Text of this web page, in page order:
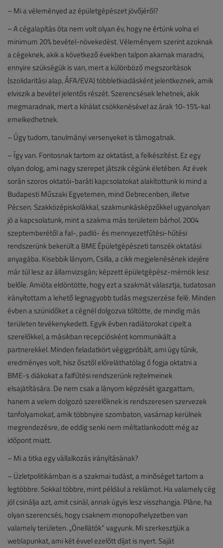
– Mi a véleményed az épületgépészet jövőjéről?
– A cégalapítás óta nem volt olyan év, hogy ne értünk volna el
minimum 20% bevétel-növekedést. Véleményem szerint azoknak
a cégeknek, akik a következő években talpon akarnak maradni,
ennyire szükségük is van, mert a különböző megszorítások
(szolidaritási alap, ÁFA/EVA) többletkiadásként jelentkeznek, amik
elviszik a bevétel jelentős részét. Szerencsések lehetnek, akik
megmaradnak, mert a kínálat csökkenésével az árak 10-15%-kal
emelkedhetnek.
– Úgy tudom, tanulmányi versenyeket is támogatnak.
– Így van. Fontosnak tartom az oktatást, a felkészítést. Ez egy
olyan dolog, ami nagy szerepet játszik cégünk életében. Az évek
során szoros oktatói-baráti kapcsolatokat alakítottunk ki mind a
Budapesti Műszaki Egyetemen, mind Debrecenben, illetve
Pécsen. Szakközépiskolákkal, szakmunkásképzőkkel ugyanolyan
jó a kapcsolatunk, mint a szakma más területein bárhol. 2004
szeptemberétől a fal-, padló- és mennyezetfűtési-hűtési
rendszerünk bekerült a BME Épületgépészeti tanszék oktatási
anyagába. Kisebbik lányom, Csilla, a cikk megjelenésének idejére
már túl lesz az államvizsgán; képzett épületgépész-mérnök lesz
belőle. Amióta eldöntötte, hogy ezt a szakmát választja, tudatosan
irányítottam a lehető legnagyobb tudás megszerzése felé. Minden
évben a szünidőket a cégnél dolgozva töltötte, de mindig más
területen tevékenykedett. Egyik évben radiátorokat cipelt a
szerelőkkel, a másikban recepciósként kommunikált a
partnerekkel. Minden feladatkört végigpróbált, ami úgy tűnik,
eredményes volt, hisz ősztől előreláthatólag ő fogja oktatni a
BME-s diákokat a falfűtési rendszerünk rejtelmeinek
elsajátítására. De nem csak a lányom képzését igazgattam,
hanem a velem dolgozó szerelőknek is rendszeresen szervezek
tanfolyamokat, amik többnyire szombaton, vasárnap kerülnek
megrendezésre, de eddig senki nem méltatlankodott még az
időpont miatt.
– Mi a titka egy vállalkozás irányításának?
– Üzletpolitikámban is a szakmai tudást, a minőséget tartom a
legtöbbre. Sokkal többre, mint például a reklámot. Ha valamely cég
jól csinálja azt, amit csinál, annak úgyis lesz visszhangja. Pláne, ha
olyan szerencsés, hogy csaknem monopolhelyzetben van
valamely területen. „Önellátók” vagyunk. Mi szerkesztjük a
weblapunkat, ami két évvel ezelőtt díjat is nyert. Saját